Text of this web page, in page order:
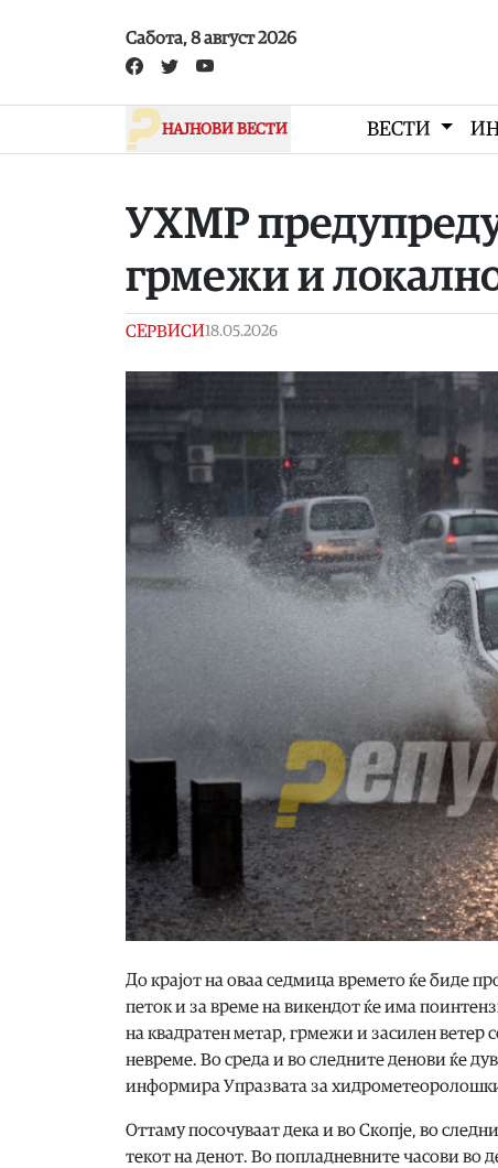
Сабота, 8 август 2026
НАЈНОВИ ВЕСТИ ВЕСТИ
УХМР
грмежи и
СЕРВИСИ18.05.2026
До крајот на оваа седмица времето ќе биде
петок и за време на викендот ќе има
на квадратен метар, грмежи и засилен ветер
невреме. Во среда и во следните денови ќе
информира Упразвата за
Оттаму посочуваат дека и во Скопје, во
текот на денот. Во попладневните часови во